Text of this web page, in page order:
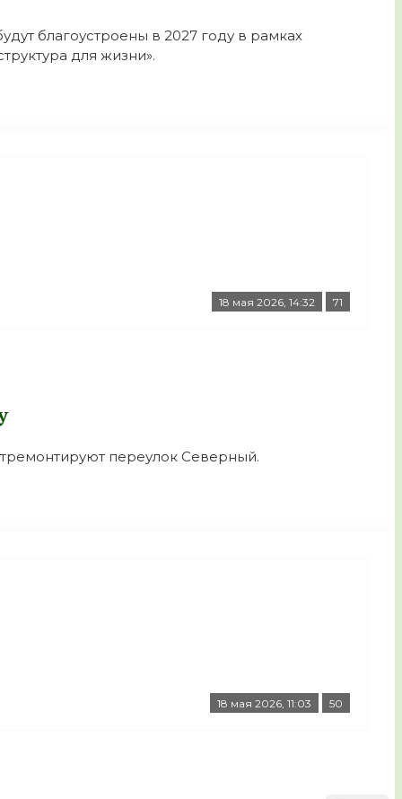
благоустроены в 2027 году в рамках
для жизни».
18 мая 2026, 14:32 71
переулок Северный.
18 мая 2026, 11:03 50